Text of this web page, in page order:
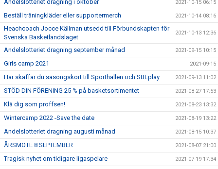
Andelslotteriet dragning i oktober 2021-10-15 06:15
Beställ träningkläder eller supportermerch 2021-10-14 08:16
Heachcoach Jocce Källman utsedd till Förbundskapten för
Svenska Basketlandslaget
2021-10-13 12:36
Andelslotteriet dragning september månad 2021-09-15 10:15
Girls camp 2021 2021-09-15
Här skaffar du säsongskort till Sporthallen och SBLplay 2021-09-13 11:02
STÖD DIN FÖRENING 25 % på basketsortimentet 2021-08-27 17:53
Klä dig som proffsen! 2021-08-23 13:32
Wintercamp 2022 -Save the date 2021-08-19 13:22
Andelslotteriet dragning augusti månad 2021-08-15 10:37
ÅRSMÖTE 8 SEPTEMBER 2021-08-07 21:00
Tragisk nyhet om tidigare ligaspelare 2021-07-19 17:34